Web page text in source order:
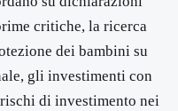
critiche, la ricerca
dei bambini su
gli investimenti con
di investimento nei